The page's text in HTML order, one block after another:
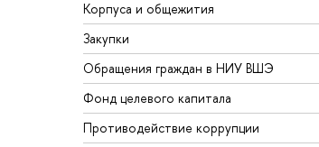
Корпуса и общежития
Закупки
Обращения граждан в НИУ ВШЭ
Фонд целевого капитала
Противодействие коррупции